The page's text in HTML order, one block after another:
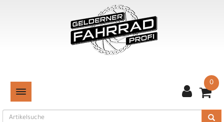
TOGGLE NAVIGATION
0